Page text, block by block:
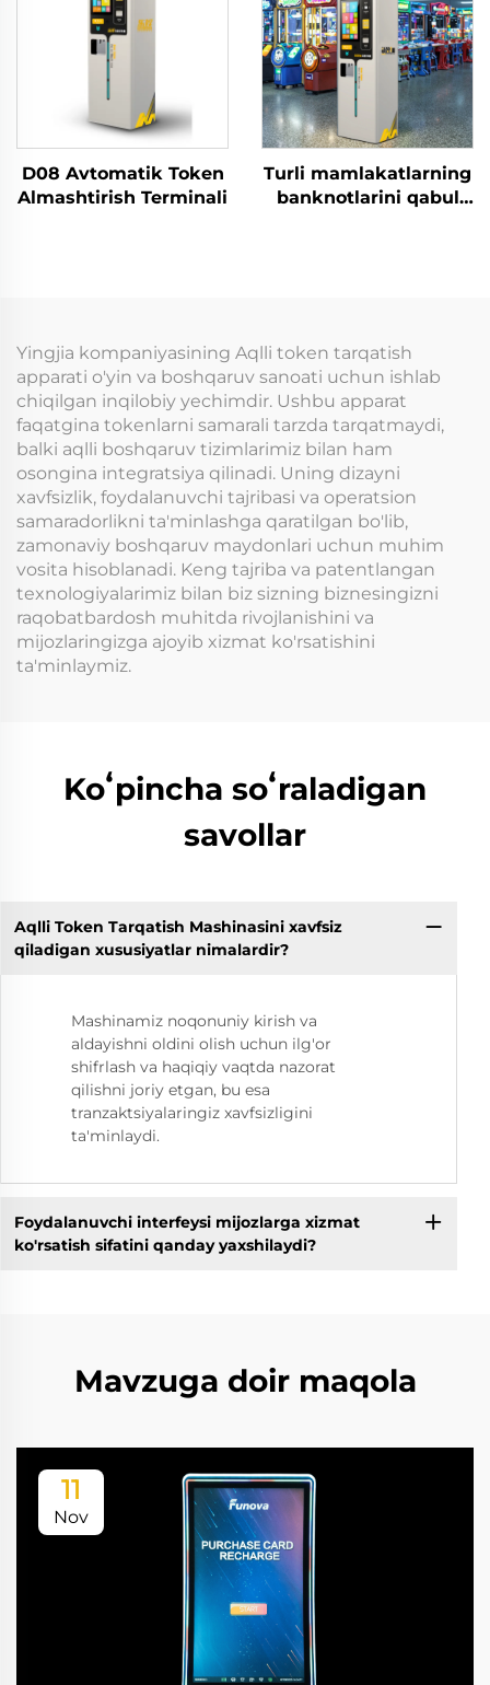
shkaflar savdo
do'konlari uchun
D08 Avtomatik Token
Almashtirish Terminali
Turli mamlakatlarning
banknotlarini qabul
imkoniyati bilan
Yingjia kompaniyasining Aqlli token tarqatish
apparati o'yin va boshqaruv sanoati uchun ishlab
chiqilgan inqilobiy yechimdir. Ushbu apparat
faqatgina tokenlarni samarali tarzda tarqatmaydi,
balki aqlli boshqaruv tizimlarimiz bilan ham
osongina integratsiya qilinadi. Uning dizayni
xavfsizlik, foydalanuvchi tajribasi va operatsion
samaradorlikni ta'minlashga qaratilgan bo'lib,
zamonaviy boshqaruv maydonlari uchun muhim
vosita hisoblanadi. Keng tajriba va patentlangan
texnologiyalarimiz bilan biz sizning biznesingizni
raqobatbardosh muhitda rivojlanishini va
mijozlaringizga ajoyib xizmat ko'rsatishini
ta'minlaymiz.
Koʻpincha soʻraladigan
savollar
Aqlli Token Tarqatish Mashinasini xavfsiz
qiladigan xususiyatlar nimalardir?
Mashinamiz noqonuniy kirish va
aldayishni oldini olish uchun ilg'or
shifrlash va haqiqiy vaqtda nazorat
qilishni joriy etgan, bu esa
tranzaktsiyalaringiz xavfsizligini
ta'minlaydi.
Foydalanuvchi interfeysi mijozlarga xizmat
ko'rsatish sifatini qanday yaxshilaydi?
Mavzuga doir maqola
11
Nov